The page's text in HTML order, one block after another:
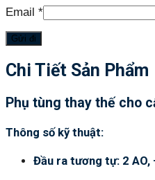
Email *
Chi Tiết Sản Phẩm
Phụ tùng thay thế cho
Thông số kỹ thuật:
Đầu ra tương tự: 2 AO,